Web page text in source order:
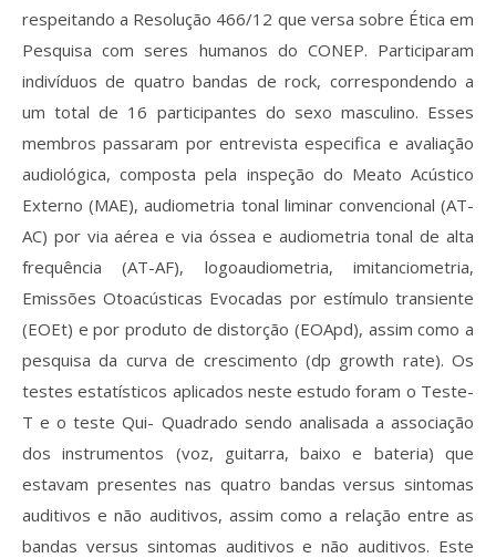
respeitando a Resolução 466/12 que versa sobre Ética em
Pesquisa com seres humanos do CONEP. Participaram
indivíduos de quatro bandas de rock, correspondendo a
um total de 16 participantes do sexo masculino. Esses
membros passaram por entrevista especifica e avaliação
audiológica, composta pela inspeção do Meato Acústico
Externo (MAE), audiometria tonal liminar convencional (AT-
AC) por via aérea e via óssea e audiometria tonal de alta
frequência (AT-AF), logoaudiometria, imitanciometria,
Emissões Otoacústicas Evocadas por estímulo transiente
(EOEt) e por produto de distorção (EOApd), assim como a
pesquisa da curva de crescimento (dp growth rate). Os
testes estatísticos aplicados neste estudo foram o Teste-
T e o teste Qui- Quadrado sendo analisada a associação
dos instrumentos (voz, guitarra, baixo e bateria) que
estavam presentes nas quatro bandas versus sintomas
auditivos e não auditivos, assim como a relação entre as
bandas versus sintomas auditivos e não auditivos. Este